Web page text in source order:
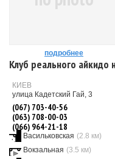
подробнее
Клуб реального айкидо
КИЕВ
улица Кадетский Гай, 3
(067) 703-40-56
(063) 708-00-03
(066) 964-21-18
Васильковская (2.8 км)
Вокзальная (3.5 км)